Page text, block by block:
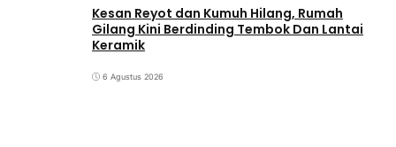
Kesan Reyot dan Kumuh Hilang, Rumah
Gilang Kini Berdinding Tembok Dan Lantai
Keramik
6 Agustus 2026